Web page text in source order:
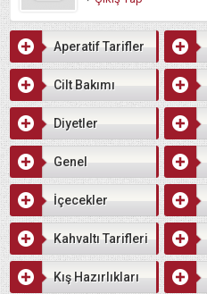
Aperatif Tarifler
Cilt Bakımı
Diyetler
Genel
İçecekler
Kahvaltı Tarifleri
Kış Hazırlıkları